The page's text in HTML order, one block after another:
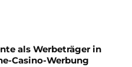
als Werbeträger in
Casino-Werbung